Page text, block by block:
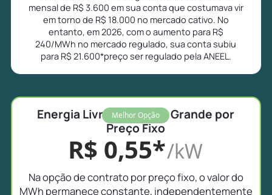
mensal de R$ 3.600 em sua conta que costumava vir
em torno de R$ 18.000 no mercado cativo. No
entanto, em 2026, com o aumento para R$
240/MWh no mercado regulado, sua conta subiu
para R$ 21.600*preço ser regulado pela ANEEL.
Melhor Opção
Energia Livre em Timbó Grande por
Preço Fixo
R$ 0,55*/kW
Na opção de contrato por preço fixo, o valor do
MWh permanece constante, independentemente